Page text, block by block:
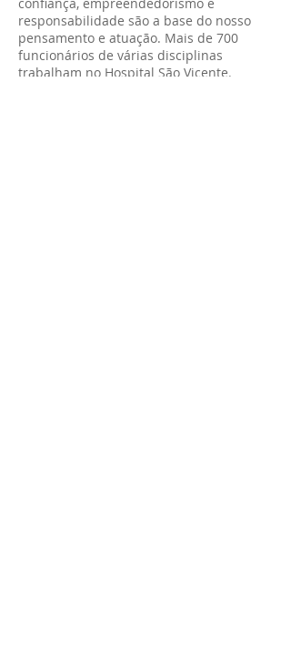
responsabilidade são a base do nosso
pensamento e atuação. Mais de 700
funcionários de várias disciplinas
trabalham no Hospital São Vicente.